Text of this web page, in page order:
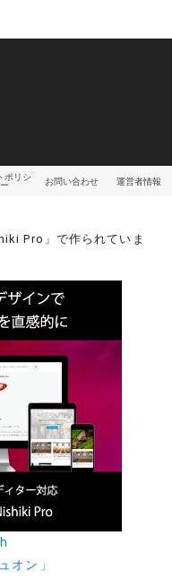
ポリシ
ー
お問い合わせ 運営者情報
Pro」で作られていま
オン」